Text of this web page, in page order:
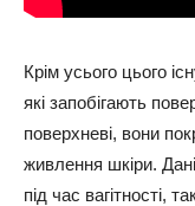
Крім усього цього
які запобігають
поверхневі, вони
живлення шкіри.
під час вагітності,